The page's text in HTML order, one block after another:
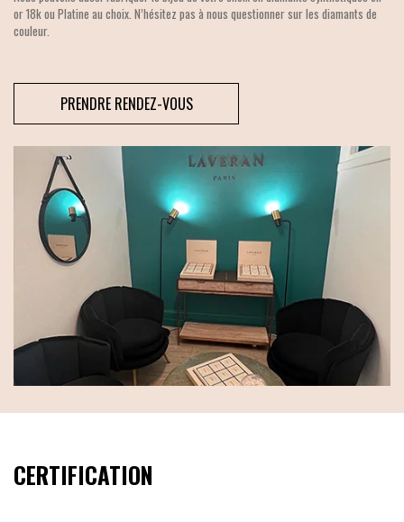
or 18k ou Platine au choix. N’hésitez pas à nous questionner sur les diamants de
couleur.
PRENDRE RENDEZ-VOUS
CERTIFICATION